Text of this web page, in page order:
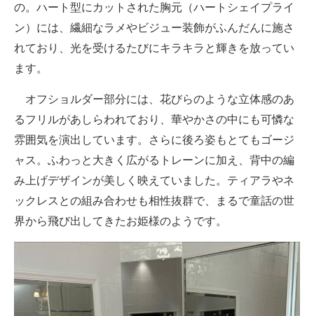
の。ハート型にカットされた胸元（ハートシェイプライ
ン）には、繊細なラメやビジュー装飾がふんだんに施さ
れており、光を受けるたびにキラキラと輝きを放ってい
ます。
オフショルダー部分には、花びらのような立体感のあ
るフリルがあしらわれており、華やかさの中にも可憐な
雰囲気を演出しています。さらに後ろ姿もとてもゴージ
ャス。ふわっと大きく広がるトレーンに加え、背中の編
み上げデザインが美しく映えていました。ティアラやネ
ックレスとの組み合わせも相性抜群で、まるで童話の世
界から飛び出してきたお姫様のようです。